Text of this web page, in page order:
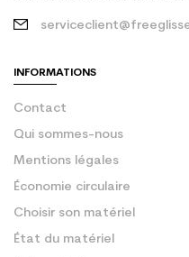
INFORMATIONS
Contact
Qui sommes-nous
Mentions légales
Économie circulaire
Choisir son matériel
État du matériel